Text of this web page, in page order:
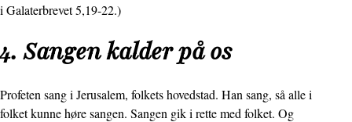
i Galaterbrevet 5,19-22.)
4. Sangen kalder på os
Profeten sang i Jerusalem, folkets hovedstad. Han sang, så alle i
folket kunne høre sangen. Sangen gik i rette med folket. Og